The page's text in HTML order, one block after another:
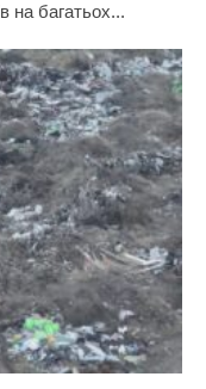
на багатьох...